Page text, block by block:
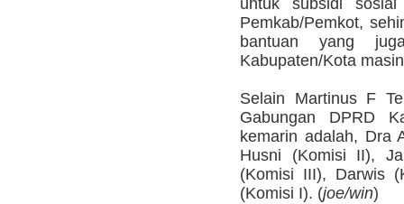
untuk subsidi
Pemkab/Pemkot,
bantuan yang
Kabupaten/Kota
Selain Martinus F
Gabungan DPRD
kemarin adalah, Dra
Husni (Komisi II),
(Komisi III), Darwis
(Komisi I). (joe/win)